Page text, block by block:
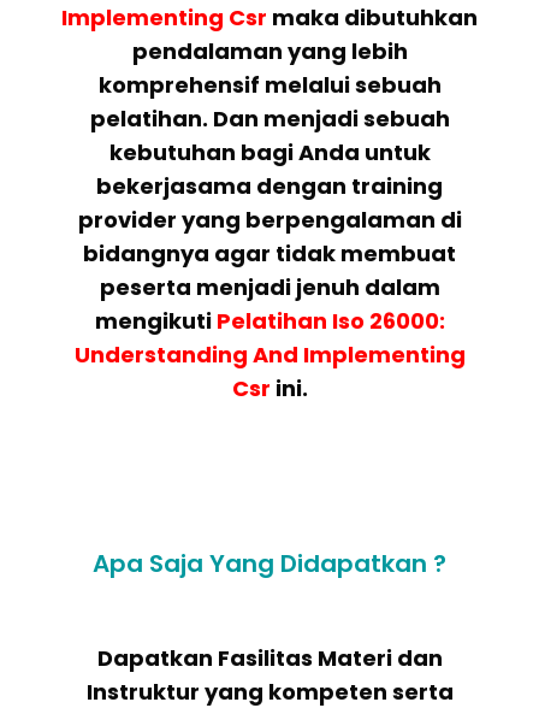
Implementing Csr maka dibutuhkan
pendalaman yang lebih
komprehensif melalui sebuah
pelatihan. Dan menjadi sebuah
kebutuhan bagi Anda untuk
bekerjasama dengan training
provider yang berpengalaman di
bidangnya agar tidak membuat
peserta menjadi jenuh dalam
mengikuti Pelatihan Iso 26000:
Understanding And Implementing
Csr ini.
Apa Saja Yang Didapatkan ?
Dapatkan Fasilitas Materi dan
Instruktur yang kompeten serta